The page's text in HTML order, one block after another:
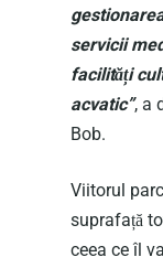
servicii
facilități
acvatic”, a
Bob.
Viitorul
suprafață
ceea ce îl